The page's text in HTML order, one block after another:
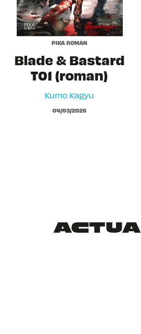
PIKA ROMAN
Blade & Bastard
T01 (roman)
Kumo Kagyu
04/03/2026